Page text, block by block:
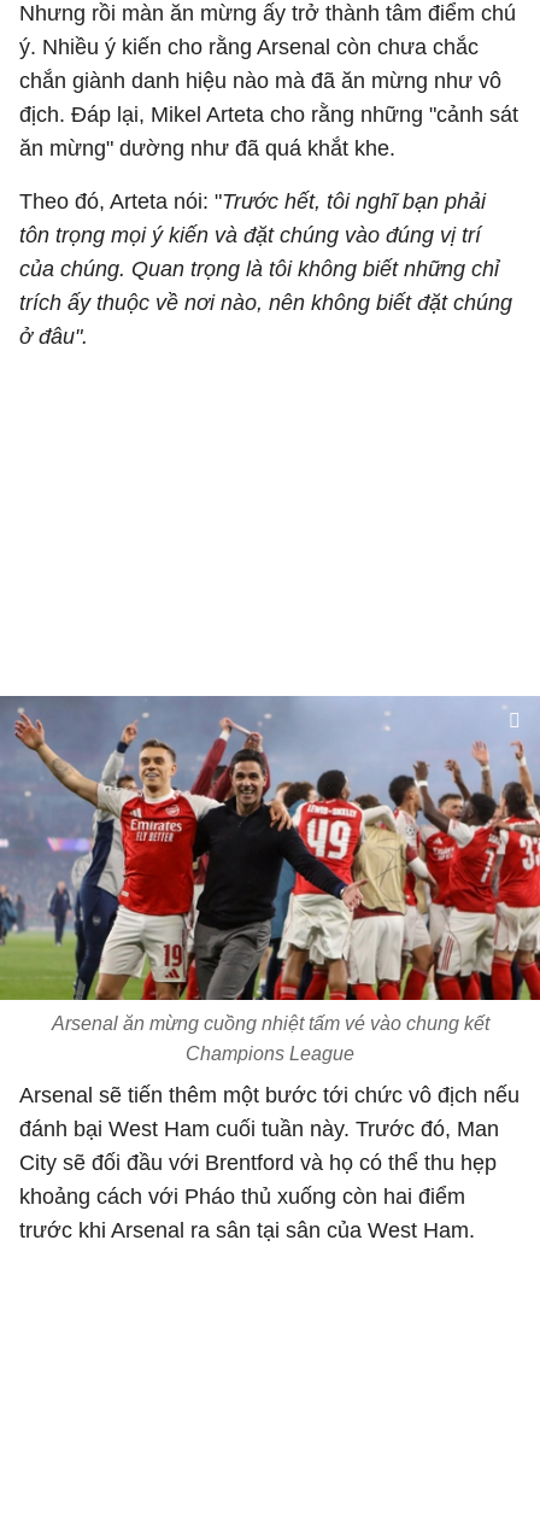
Nhưng rồi màn ăn mừng ấy trở thành tâm điểm chú
ý. Nhiều ý kiến cho rằng Arsenal còn chưa chắc
chắn giành danh hiệu nào mà đã ăn mừng như vô
địch. Đáp lại, Mikel Arteta cho rằng những "cảnh sát
ăn mừng" dường như đã quá khắt khe.
Theo đó, Arteta nói: "Trước hết, tôi nghĩ bạn phải
tôn trọng mọi ý kiến ​​và đặt chúng vào đúng vị trí
của chúng. Quan trọng là tôi không biết những chỉ
trích ấy thuộc về nơi nào, nên không biết đặt chúng
ở đâu".
Arsenal ăn mừng cuồng nhiệt tấm vé vào chung kết
Champions League
Arsenal sẽ tiến thêm một bước tới chức vô địch nếu
đánh bại West Ham cuối tuần này. Trước đó, Man
City sẽ đối đầu với Brentford và họ có thể thu hẹp
khoảng cách với Pháo thủ xuống còn hai điểm
trước khi Arsenal ra sân tại sân của West Ham.